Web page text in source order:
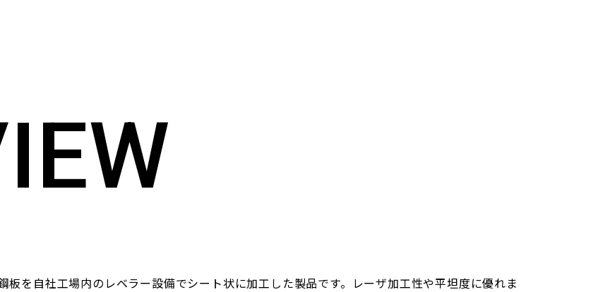
IEW
板を自社工場内のレベラー設備でシート状に加工した製品です。レーザ加工性や平坦度に優れま